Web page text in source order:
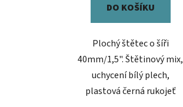
DO KOŠÍKU
Plochý štětec o šíři
40mm/1,5". Štětinový mix,
uchycení bílý plech,
plastová černá rukojeť